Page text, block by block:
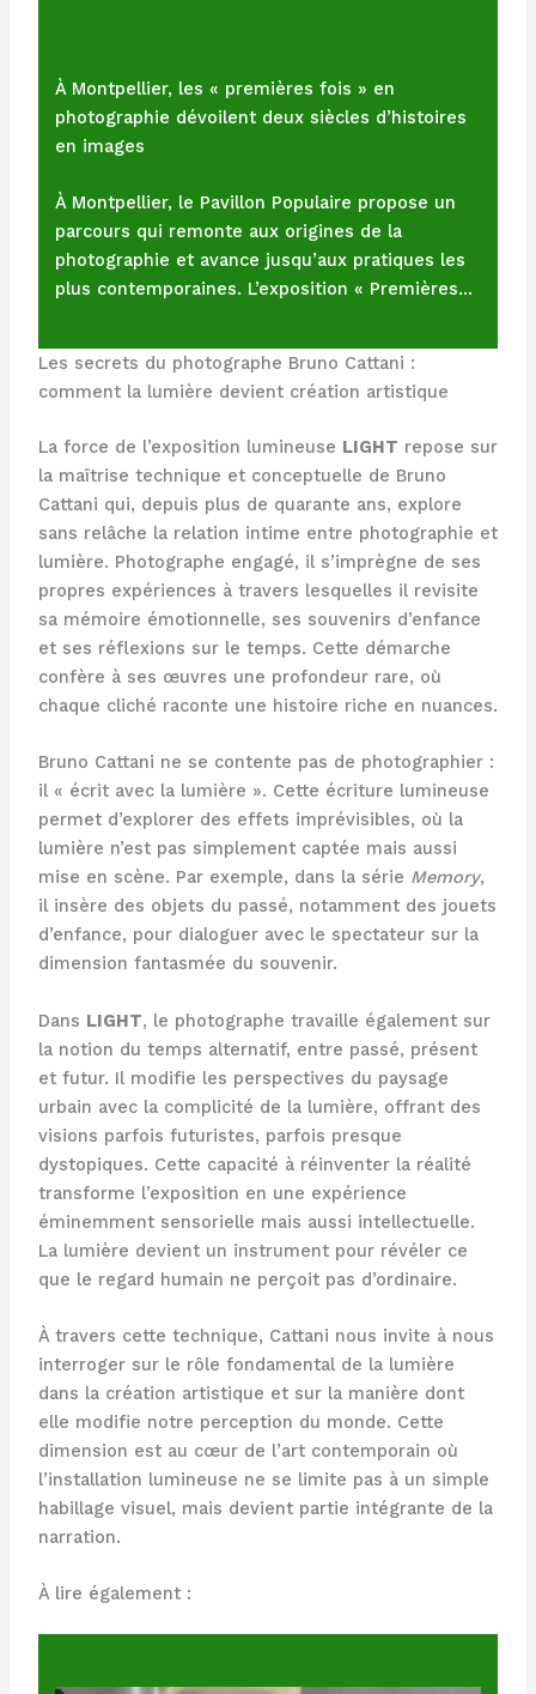
À Montpellier, les « premières fois » en
photographie dévoilent deux siècles d’histoires
en images
À Montpellier, le Pavillon Populaire propose un
parcours qui remonte aux origines de la
photographie et avance jusqu’aux pratiques les
plus contemporaines. L’exposition « Premières…
Les secrets du photographe Bruno Cattani :
comment la lumière devient création artistique
La force de l’exposition lumineuse LIGHT repose sur
la maîtrise technique et conceptuelle de Bruno
Cattani qui, depuis plus de quarante ans, explore
sans relâche la relation intime entre photographie et
lumière. Photographe engagé, il s’imprègne de ses
propres expériences à travers lesquelles il revisite
sa mémoire émotionnelle, ses souvenirs d’enfance
et ses réflexions sur le temps. Cette démarche
confère à ses œuvres une profondeur rare, où
chaque cliché raconte une histoire riche en nuances.
Bruno Cattani ne se contente pas de photographier :
il « écrit avec la lumière ». Cette écriture lumineuse
permet d’explorer des effets imprévisibles, où la
lumière n’est pas simplement captée mais aussi
mise en scène. Par exemple, dans la série Memory,
il insère des objets du passé, notamment des jouets
d’enfance, pour dialoguer avec le spectateur sur la
dimension fantasmée du souvenir.
Dans LIGHT, le photographe travaille également sur
la notion du temps alternatif, entre passé, présent
et futur. Il modifie les perspectives du paysage
urbain avec la complicité de la lumière, offrant des
visions parfois futuristes, parfois presque
dystopiques. Cette capacité à réinventer la réalité
transforme l’exposition en une expérience
éminemment sensorielle mais aussi intellectuelle.
La lumière devient un instrument pour révéler ce
que le regard humain ne perçoit pas d’ordinaire.
À travers cette technique, Cattani nous invite à nous
interroger sur le rôle fondamental de la lumière
dans la création artistique et sur la manière dont
elle modifie notre perception du monde. Cette
dimension est au cœur de l’art contemporain où
l’installation lumineuse ne se limite pas à un simple
habillage visuel, mais devient partie intégrante de la
narration.
À lire également :